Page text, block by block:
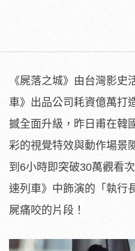
《屍落之城》由台灣影史
車》出品公司耗資億萬打
撼全面升級，昨日甫在韓
彩的視覺特效與動作場景
到6小時即突破30萬觀看
速列車》中飾演的「執行
屍痛咬的片段！